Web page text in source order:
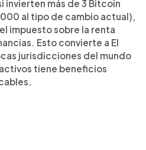
invierten más de 3 Bitcoin
al tipo de cambio actual),
impuesto sobre la renta
Esto convierte a El
jurisdicciones del mundo
tiene beneficios